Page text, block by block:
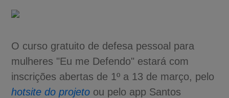
O curso gratuito de defesa pessoal para
mulheres "Eu me Defendo" estará com
inscrições abertas de 1º a 13 de março, pelo
hotsite do projeto ou pelo app Santos